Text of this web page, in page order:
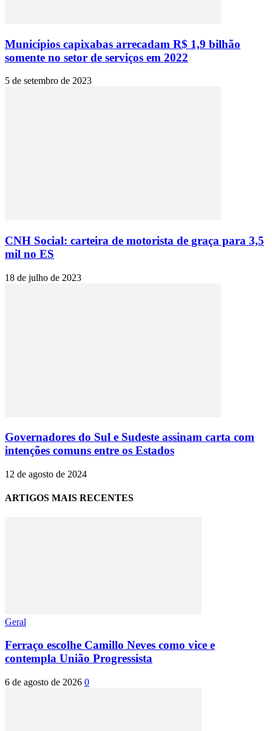
Municípios capixabas arrecadam R$ 1,9 bilhão
somente no setor de serviços em 2022
5 de setembro de 2023
CNH Social: carteira de motorista de graça para 3,5
mil no ES
18 de julho de 2023
Governadores do Sul e Sudeste assinam carta com
intenções comuns entre os Estados
12 de agosto de 2024
ARTIGOS MAIS RECENTES
Geral
Ferraço escolhe Camillo Neves como vice e
contempla União Progressista
6 de agosto de 2026 0